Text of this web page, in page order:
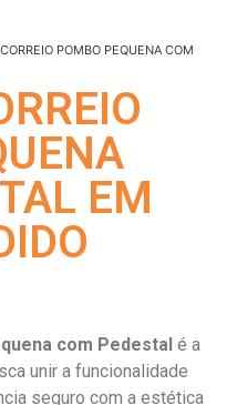
POMBO PEQUENA COM
EM
com Pedestal é a
unir a funcionalidade
seguro com a estética